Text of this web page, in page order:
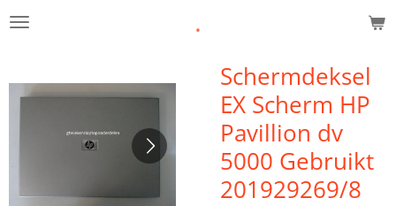
Ga
de
.
Schermdeksel
EX Scherm HP
Pavillion dv
5000 Gebruikt
201929269/8